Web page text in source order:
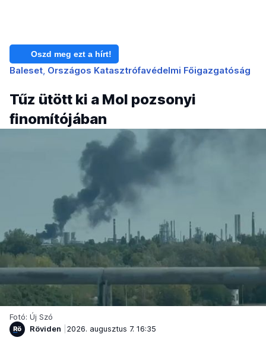
Oszd meg ezt a hírt!
Baleset Országos Katasztrófavédelmi Főigazgatóság
Tűz ütött ki a Mol pozsonyi
finomítójában
Fotó: Új Szó
Röviden
2026. augusztus 7. 16:35